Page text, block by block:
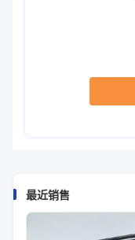
最近销售